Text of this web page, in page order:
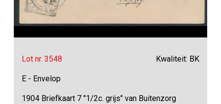
Lot nr. 3548 Kwaliteit: BK
E - Envelop
1904 Briefkaart 7 "1/2c. grijs" van Buitenzorg